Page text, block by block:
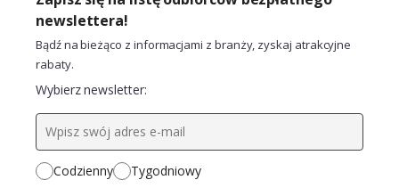
newslettera!
Bądź na bieżąco z informacjami z branży, zyskaj atrakcyjne
rabaty.
Wybierz newsletter:
Codzienny Tygodniowy